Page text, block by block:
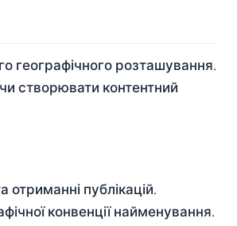
географічного розташування.
створювати контентний
отриманні публікацій.
конвенції найменування.